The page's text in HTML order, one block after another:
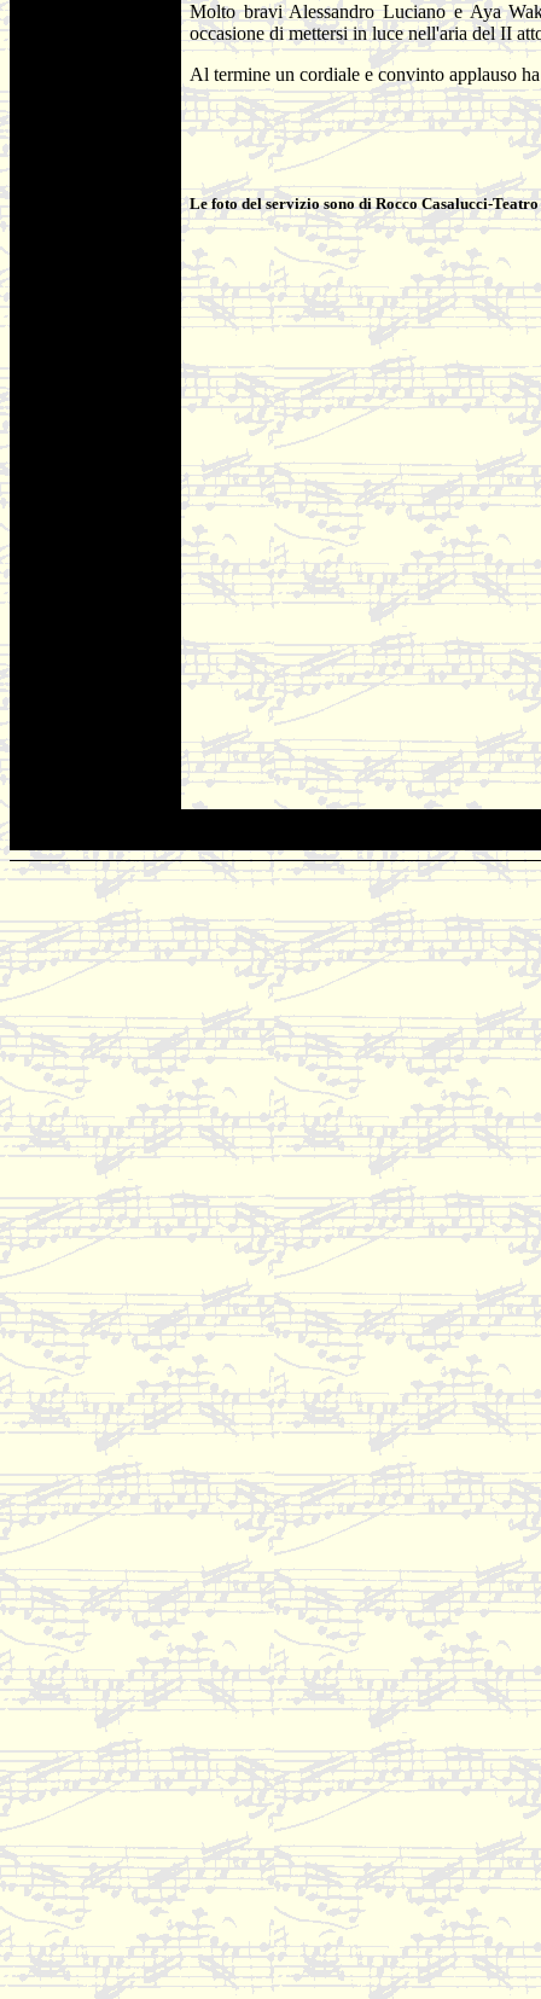
Molto bravi Alessandro Luciano e Aya
occasione di mettersi in luce nell'aria del II
Al termine un cordiale e convinto applauso
Le foto del servizio sono di Rocco Casalucci-